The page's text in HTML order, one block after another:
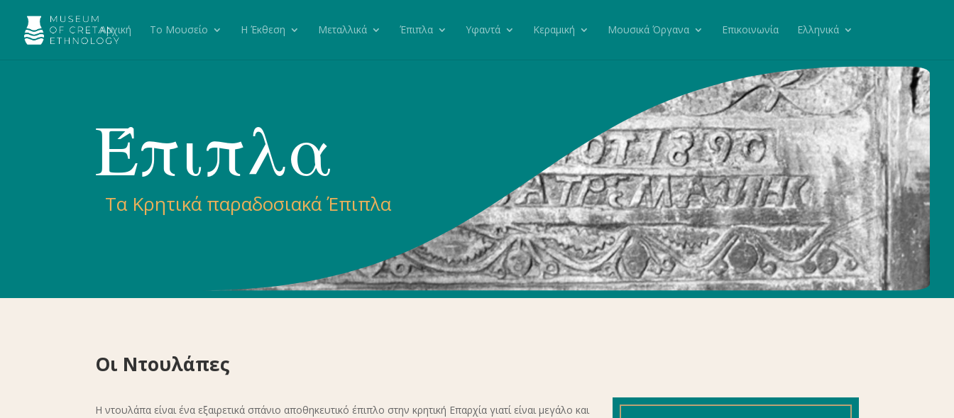
Αρχική To Μουσείο Η Έκθεση Μεταλλικά Έπιπλα Υφαντά Κεραμική Μουσικά Όργανα Επικοινωνία Ελληνικά
Έπιπλα
Τα Κρητικά παραδοσιακά Έπιπλα
Οι Ντουλάπες
Η ντουλάπα είναι ένα εξαιρετικά σπάνιο αποθηκευτικό έπιπλο στην κρητική Επαρχία γιατί είναι μεγάλο και